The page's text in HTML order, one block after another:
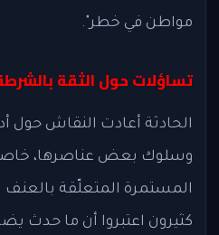
مواطن في خطر".
تساؤلات حول الثقة
الحادثة أعادت النقاش حول
وسلوك بعض عناصرها، خاصة
المستمرة المتعلّقة بالعنف
كثيرون اعتبروا أن ما حدث